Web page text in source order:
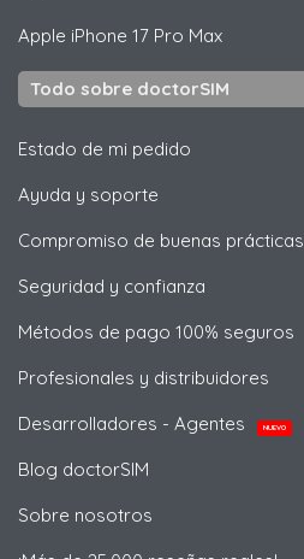
Apple iPhone 17 Pro Max
Todo sobre doctorSIM
Estado de mi pedido
Ayuda y soporte
Compromiso de buenas prácticas
Seguridad y confianza
Métodos de pago 100% seguros
Profesionales y distribuidores
Desarrolladores - Agentes
NUEVO
Blog doctorSIM
Sobre nosotros